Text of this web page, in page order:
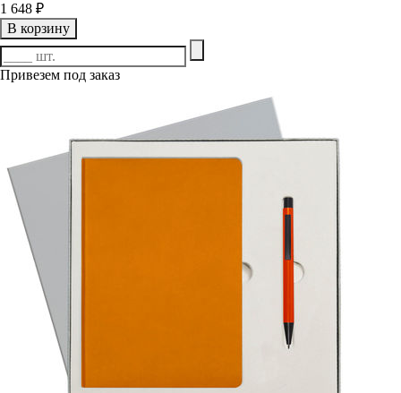
1 648 ₽
В корзину
Привезем под заказ